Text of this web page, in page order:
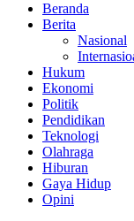
Beranda
Berita
Nasional
Hukum
Ekonomi
Politik
Pendidikan
Teknologi
Olahraga
Hiburan
Gaya Hidup
Opini